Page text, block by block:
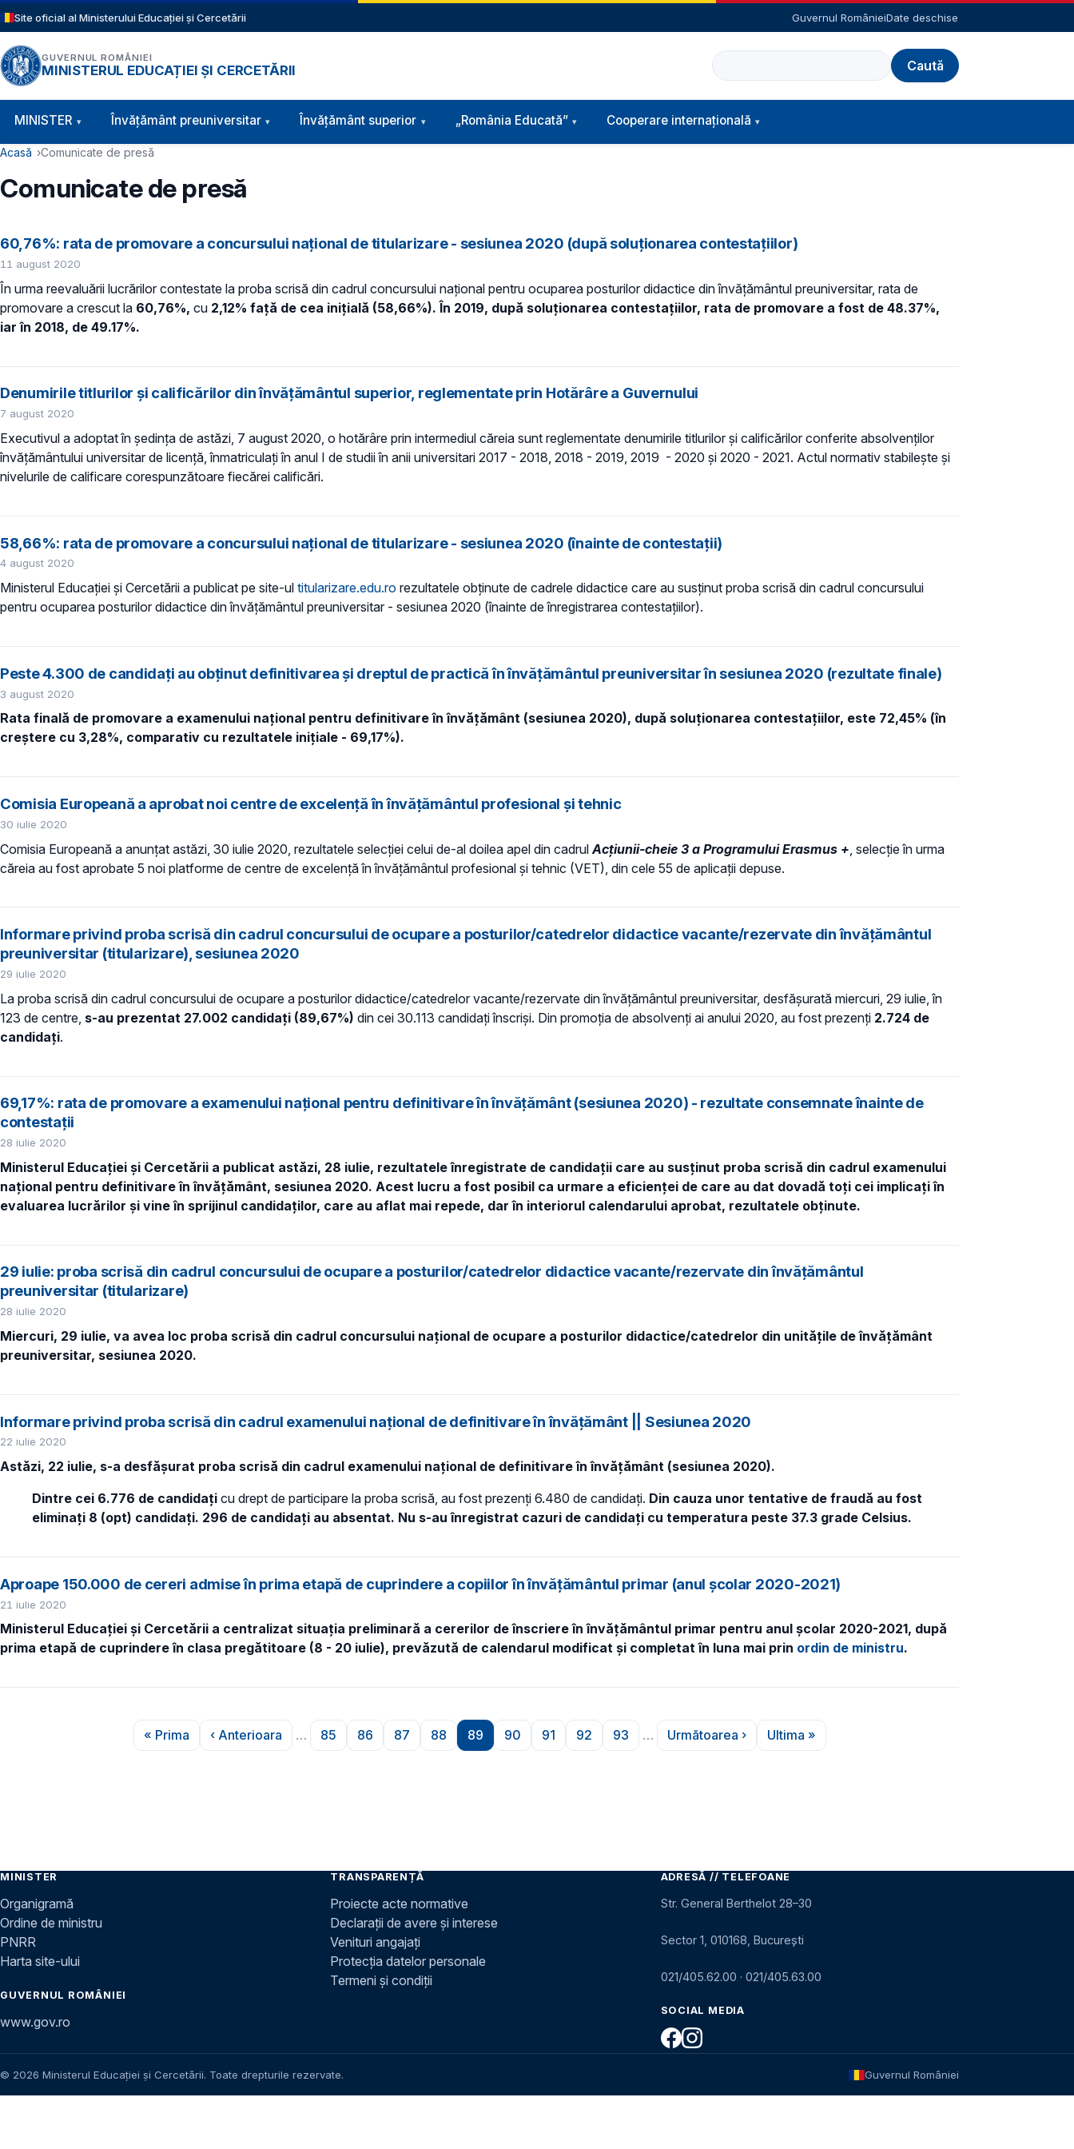
Sari la conținutul principal
Site oficial al Ministerului Educației și Cercetării Guvernul RomânieiDate deschise
GUVERNUL ROMÂNIEI
MINISTERUL EDUCAȚIEI ȘI CERCETĂRII
Caută
Navigație principală
MINISTER Învăţământ preuniversitar Învățământ superior „România Educată” Cooperare internațională
Cale de navigare
Acasă Comunicate de presă
Comunicate de presă
60,76%: rata de promovare a concursului național de titularizare - sesiunea 2020 (după soluționarea contestațiilor)
11 august 2020
În urma reevaluării lucrărilor contestate la proba scrisă din cadrul concursului național pentru ocuparea posturilor didactice din învățământul preuniversitar, rata de
promovare a crescut la 60,76%, cu 2,12% față de cea inițială (58,66%). În 2019, după soluționarea contestațiilor, rata de promovare a fost de 48.37%,
iar în 2018, de 49.17%.
Denumirile titlurilor și calificărilor din învățământul superior, reglementate prin Hotărâre a Guvernului
7 august 2020
Executivul a adoptat în ședința de astăzi, 7 august 2020, o hotărâre prin intermediul căreia sunt reglementate denumirile titlurilor și calificărilor conferite absolvenților
învățământului universitar de licență, înmatriculați în anul I de studii în anii universitari 2017 - 2018, 2018 - 2019, 2019 - 2020 și 2020 - 2021. Actul normativ stabilește și
nivelurile de calificare corespunzătoare fiecărei calificări.
58,66%: rata de promovare a concursului național de titularizare - sesiunea 2020 (înainte de contestații)
4 august 2020
Ministerul Educației și Cercetării a publicat pe site-ul titularizare.edu.ro rezultatele obținute de cadrele didactice care au susținut proba scrisă din cadrul concursului
pentru ocuparea posturilor didactice din învățământul preuniversitar - sesiunea 2020 (înainte de înregistrarea contestațiilor).
Peste 4.300 de candidați au obținut definitivarea și dreptul de practică în învățământul preuniversitar în sesiunea 2020 (rezultate finale)
3 august 2020
Rata finală de promovare a examenului național pentru definitivare în învățământ (sesiunea 2020), după soluționarea contestațiilor, este 72,45% (în
creștere cu 3,28%, comparativ cu rezultatele inițiale - 69,17%).
Comisia Europeană a aprobat noi centre de excelență în învățământul profesional și tehnic
30 iulie 2020
Comisia Europeană a anunțat astăzi, 30 iulie 2020, rezultatele selecției celui de-al doilea apel din cadrul Acțiunii-cheie 3 a Programului Erasmus + , selecție în urma
căreia au fost aprobate 5 noi platforme de centre de excelență în învățământul profesional și tehnic (VET), din cele 55 de aplicații depuse.
Informare privind proba scrisă din cadrul concursului de ocupare a posturilor/catedrelor didactice vacante/rezervate din învățământul
preuniversitar (titularizare), sesiunea 2020
29 iulie 2020
La proba scrisă din cadrul concursului de ocupare a posturilor didactice/catedrelor vacante/rezervate din învăţământul preuniversitar, desfăşurată miercuri, 29 iulie, în
123 de centre, s-au prezentat 27.002 candidaţi (89,67%) din cei 30.113 candidaţi înscriși. Din promoţia de absolvenţi ai anului 2020, au fost prezenţi 2.724 de
candidaţi.
69,17%: rata de promovare a examenului național pentru definitivare în învățământ (sesiunea 2020) - rezultate consemnate înainte de
contestații
28 iulie 2020
Ministerul Educației și Cercetării a publicat astăzi, 28 iulie, rezultatele înregistrate de candidații care au susținut proba scrisă din cadrul examenului
național pentru definitivare în învățământ, sesiunea 2020. Acest lucru a fost posibil ca urmare a eficienței de care au dat dovadă toți cei implicați în
evaluarea lucrărilor și vine în sprijinul candidaților, care au aflat mai repede, dar în interiorul calendarului aprobat, rezultatele obținute.
29 iulie: proba scrisă din cadrul concursului de ocupare a posturilor/catedrelor didactice vacante/rezervate din învățământul
preuniversitar (titularizare)
28 iulie 2020
Miercuri, 29 iulie, va avea loc proba scrisă din cadrul concursului național de ocupare a posturilor didactice/catedrelor din unitățile de învățământ
preuniversitar, sesiunea 2020.
Informare privind proba scrisă din cadrul examenului național de definitivare în învățământ || Sesiunea 2020
22 iulie 2020
Astăzi, 22 iulie, s-a desfășurat proba scrisă din cadrul examenului național de definitivare în învățământ (sesiunea 2020).
Dintre cei 6.776 de candidați cu drept de participare la proba scrisă, au fost prezenți 6.480 de candidați. Din cauza unor tentative de fraudă au fost
eliminați 8 (opt) candidați. 296 de candidați au absentat. Nu s-au înregistrat cazuri de candidați cu temperatura peste 37.3 grade Celsius.
Aproape 150.000 de cereri admise în prima etapă de cuprindere a copiilor în învățământul primar (anul școlar 2020-2021)
21 iulie 2020
Ministerul Educației și Cercetării a centralizat situația preliminară a cererilor de înscriere în învățământul primar pentru anul școlar 2020-2021, după
prima etapă de cuprindere în clasa pregătitoare (8 - 20 iulie), prevăzută de calendarul modificat și completat în luna mai prin ordin de ministru.
Prima pagină
« Prima
Pagina anterioară
‹ Anterioara …
Pagina
85
Pagina
86
Pagina
87
Pagina
88
Pagina
89
Pagina
90
Pagina
91
Pagina
92
Pagina
93 …
Pagina următoare
Următoarea ›
Ultima pagină
Ultima »
MINISTER
Organigramă
Ordine de ministru
PNRR
Harta site-ului
GUVERNUL ROMÂNIEI
www.gov.ro
TRANSPARENȚĂ
Proiecte acte normative
Declarații de avere și interese
Venituri angajați
Protecția datelor personale
Termeni și condiții
ADRESĂ // TELEFOANE
Str. General Berthelot 28–30
Sector 1, 010168, București
021/405.62.00 · 021/405.63.00
SOCIAL MEDIA
© 2026 Ministerul Educației și Cercetării. Toate drepturile rezervate. Guvernul României